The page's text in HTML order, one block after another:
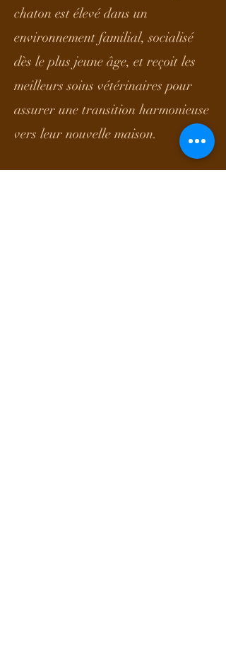
chaton est élevé dans un
environnement familial, socialisé
dès le plus jeune âge, et reçoit les
meilleurs soins vétérinaires pour
assurer une transition harmonieuse
vers leur nouvelle maison.